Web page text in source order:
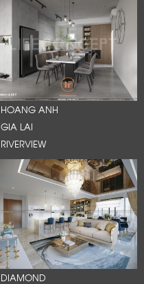
HOANG ANH
GIA LAI
RIVERVIEW
DIAMOND